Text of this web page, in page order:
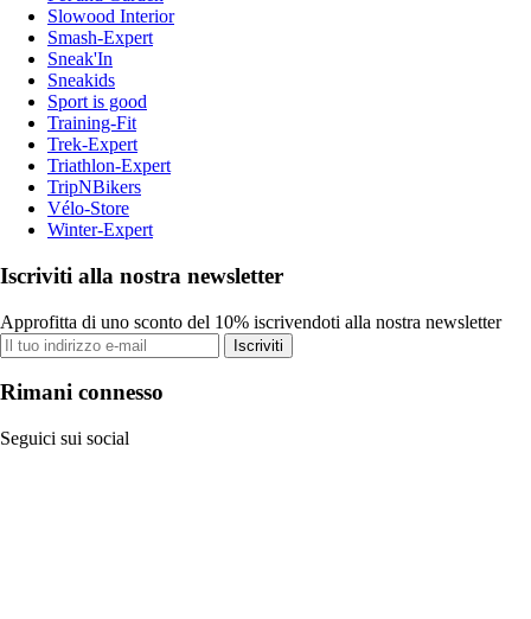
Slowood Interior
Smash-Expert
Sneak'In
Sneakids
Sport is good
Training-Fit
Trek-Expert
Triathlon-Expert
TripNBikers
Vélo-Store
Winter-Expert
Iscriviti alla nostra newsletter
Approfitta di uno sconto del 10% iscrivendoti alla nostra newsletter
Iscriviti
Rimani connesso
Seguici sui social